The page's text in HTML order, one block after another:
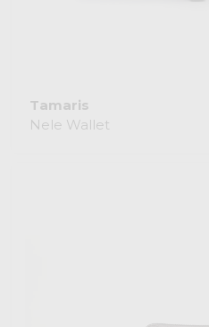
Tamaris
Nele Wallet